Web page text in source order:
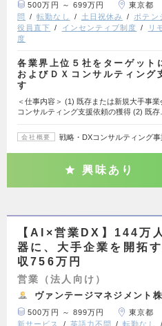
500万円 ～ 699万円 東京都
問
転勤なし 土日祝休み ポテン
役員直下
インセンティブ制度 リ
度
各業界上位５社をターゲット
およびＤＸコンサルティング
す
＜仕事内容＞ (1) 既存または新規大手事
コンサルティング支援依頼の獲得 (2) 既存
会社概要 戦略・DXコンサルティング
興味あり
【AI×営業DX】144万
器に、大手企業を開拓
収756万円
営業（法人向け）
ヴァンテージマネジメント
500万円 ～ 899万円 東京都
新サービス
英語力不問 転勤なし